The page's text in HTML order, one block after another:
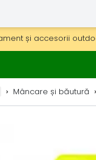
disponibil.
hărți din lemn și
și accesorii
Mâncare și băutură